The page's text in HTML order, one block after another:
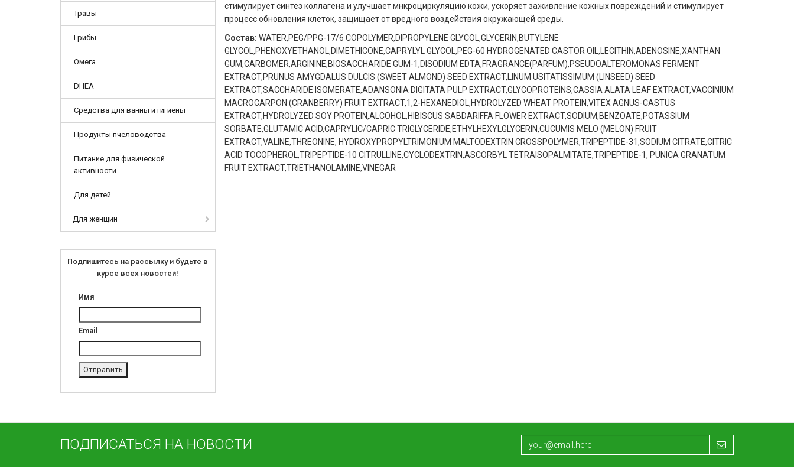
Травы
Грибы
Омега
DHEA
Средства для ванны и гигиены
Продукты пчеловодства
Питание для физической
активности
Для детей
Для женщин
Подпишитесь на рассылку и будьте в
курсе всех новостей!
Имя
Email
стимулирует синтез коллагена и улучшает мнкроциркуляцию кожи, ускоряет заживление кожных повреждений и стимулирует
процесс обновления клеток, защищает от вредного воздействия окружающей среды.
Состав: WATER,PEG/PPG-17/6 COPOLYMER,DIPROPYLENE GLYCOL,GLYCERIN,BUTYLENE
GLYCOL,PHENOXYETHANOL,DIMETHICONE,CAPRYLYL GLYCOL,PEG-60 HYDROGENATED CASTOR OIL,LECITHIN,ADENOSINE,XANTHAN
GUM,CARBOMER,ARGININE,BIOSACCHARIDE GUM-1,DISODIUM EDTA,FRAGRANCE(PARFUM),PSEUDOALTEROMONAS FERMENT
EXTRACT,PRUNUS AMYGDALUS DULCIS (SWEET ALMOND) SEED EXTRACT,LINUM USITATISSIMUM (LINSEED) SEED
EXTRACT,SACCHARIDE ISOMERATE,ADANSONIA DIGITATA PULP EXTRACT,GLYCOPROTEINS,CASSIA ALATA LEAF EXTRACT,VACCINIUM
MACROCARPON (CRANBERRY) FRUIT EXTRACT,1,2-HEXANEDIOL,HYDROLYZED WHEAT PROTEIN,VITEX AGNUS-CASTUS
EXTRACT,HYDROLYZED SOY PROTEIN,ALCOHOL,HIBISCUS SABDARIFFA FLOWER EXTRACT,SODIUM,BENZOATE,POTASSIUM
SORBATE,GLUTAMIC ACID,CAPRYLIC/CAPRIC TRIGLYCERIDE,ETHYLHEXYLGLYCERIN,CUCUMIS MELO (MELON) FRUIT
EXTRACT,VALINE,THREONINE, HYDROXYPROPYLTRIMONIUM MALTODEXTRIN CROSSPOLYMER,TRIPEPTIDE-31,SODIUM CITRATE,CITRIC
ACID TOCOPHEROL,TRIPEPTIDE-10 CITRULLINE,CYCLODEXTRIN,ASCORBYL TETRAISOPALMITATE,TRIPEPTIDE-1, PUNICA GRANATUM
FRUIT EXTRACT,TRIETHANOLAMINE,VINEGAR
ПОДПИСАТЬСЯ НА НОВОСТИ